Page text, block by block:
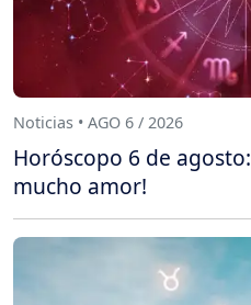
Noticias • AGO 6 / 2026
Horóscopo 6 de
mucho amor!